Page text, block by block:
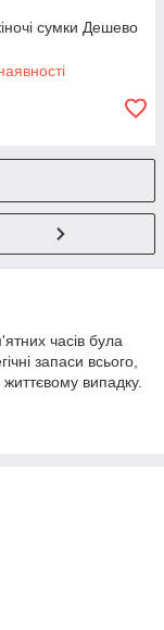
сумки Дешево
часів була
запаси всього,
випадку.
тканини, шкіри
і аксесуарів, що
з
що жінка
само стрімко, як
аксесуари.
всі забули.